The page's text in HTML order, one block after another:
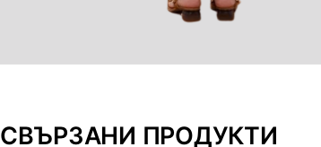
СВЪРЗАНИ ПРОДУКТИ